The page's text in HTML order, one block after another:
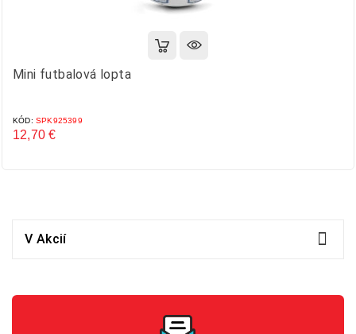
Mini futbalová lopta
KÓD: SPK925399
12,70 €
V Akcií 